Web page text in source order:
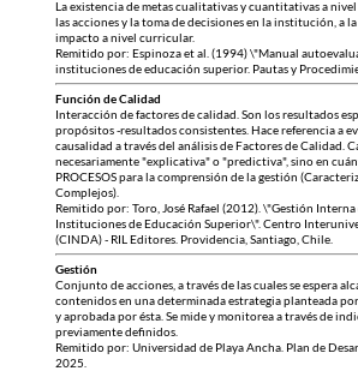
La existencia de metas cualitativas y cuantitativas a
las acciones y la toma de decisiones en la institución, a
impacto a nivel curricular.
Remitido por: Espinoza et al. (1994) \"Manual
instituciones de educación superior. Pautas y
Función de Calidad
Interacción de factores de calidad. Son los resultados
propósitos -resultados consistentes. Hace referencia a
causalidad a través del análisis de Factores de Calidad.
necesariamente "explicativa" o "predictiva", sino en
PROCESOS para la comprensión de la gestión
Complejos).
Remitido por: Toro, José Rafael (2012). \"Gestión Interna
Instituciones de Educación Superior\". Centro
(CINDA) - RIL Editores. Providencia, Santiago, Chile.
Gestión
Conjunto de acciones, a través de las cuales se espera
contenidos en una determinada estrategia planteada
y aprobada por ésta. Se mide y monitorea a través de
previamente definidos.
Remitido por: Universidad de Playa Ancha. Plan de
2025.